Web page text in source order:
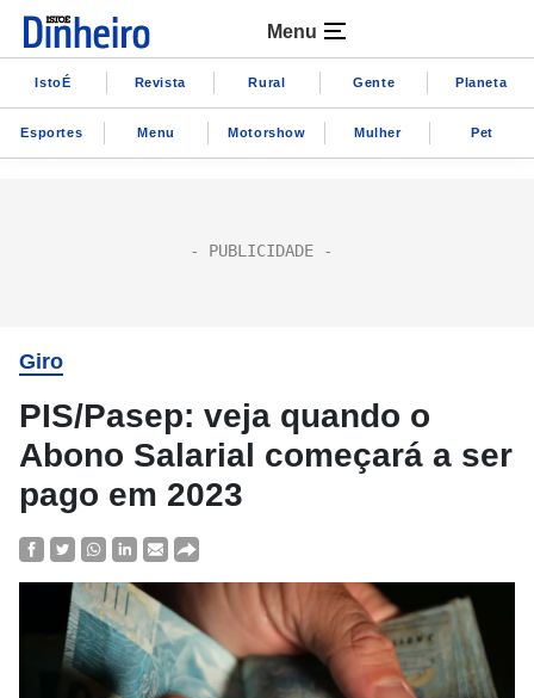
Menu
IstoÉ Revista Rural Gente Planeta
Esportes Menu Motorshow Mulher Pet
Giro
PIS/Pasep: veja quando o
Abono Salarial começará a ser
pago em 2023